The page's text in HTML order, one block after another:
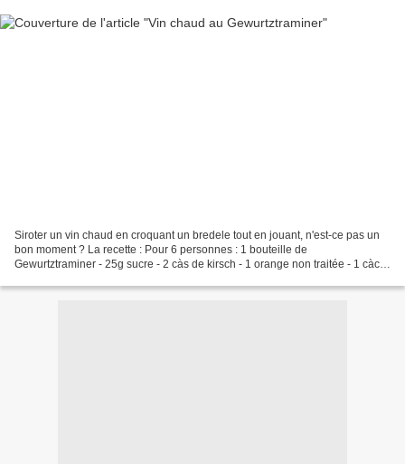
Siroter un vin chaud en croquant un bredele tout en jouant, n'est-ce pas un
bon moment ? La recette : Pour 6 personnes : 1 bouteille de
Gewurtztraminer - 25g sucre - 2 càs de kirsch - 1 orange non traitée - 1 càc